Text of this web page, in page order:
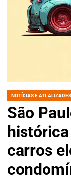
POSTED
NOTÍCIAS E ATUALIZADES
São
carros